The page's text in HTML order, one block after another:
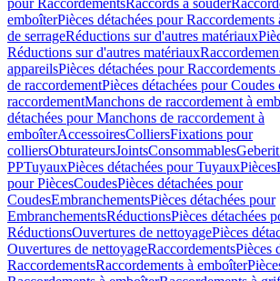
pour RaccordementsRaccords à souder
emboîterPièces détachées pour Raccordements
de serrageRéductions sur d'autres matériaux
Réductions sur d'autres matériaux
appareilsPièces détachées pour
de raccordementPièces détachées pour Coudes
raccordementManchons de raccordement à
détachées pour Manchons de raccordement à
emboîterAccessoiresColliersFixations pour
colliersObturateursJointsConsommables
PPTuyauxPièces détachées pour TuyauxPièces
pour PiècesCoudesPièces détachées pour
CoudesEmbranchementsPièces détachées pour
EmbranchementsRéductionsPièces détachées
RéductionsOuvertures de nettoyagePièces
Ouvertures de nettoyageRaccordementsPièces
RaccordementsRaccordements à emboîter